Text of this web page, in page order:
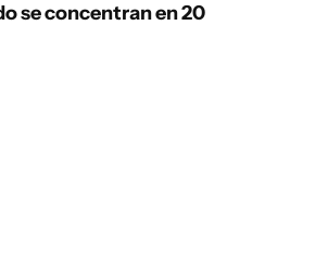
se concentran en 20